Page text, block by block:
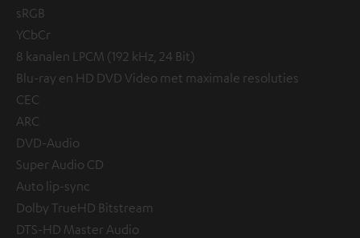
sRGB
YCbCr
8 kanalen LPCM (192 kHz, 24 Bit)
Blu-ray en HD DVD Video met maximale resoluties
CEC
ARC
DVD-Audio
Super Audio CD
Auto lip-sync
Dolby TrueHD Bitstream
DTS-HD Master Audio